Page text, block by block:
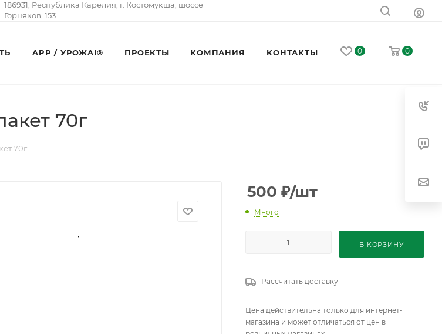
186931, Республика Карелия, г. Костомукша, шоссе
Горняков, 153
0 0
APP / УРОЖAI® ПРОЕКТЫ КОМПАНИЯ КОНТАКТЫ
70г
70г
500 ₽/шт
Много
В КОРЗИНУ
Рассчитать доставку
Цена действительна только для интернет-
магазина и может отличаться от цен в